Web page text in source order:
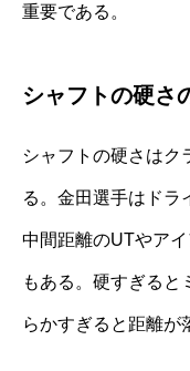
重要である。
シャフトの硬さ
シャフトの硬さはク
る。金田選手はドラ
中間距離のUTやア
もある。硬すぎると
らかすぎると距離が